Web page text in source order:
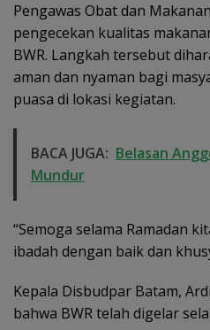
Pengawas Obat dan
pengecekan kualitas
BWR. Langkah tersebut
aman dan nyaman bagi
puasa di lokasi kegiatan.
BACA JUGA: Belasan
Mundur
“Semoga selama Ramadan
ibadah dengan baik dan
Kepala Disbudpar Batam,
bahwa BWR telah digelar